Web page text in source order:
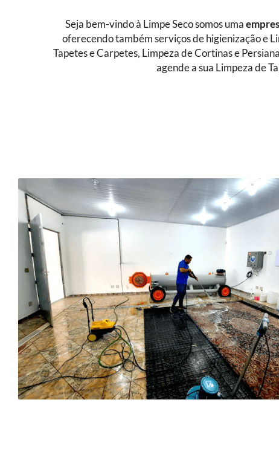
Seja bem-vindo à Limpe Seco somos uma
oferecendo também serviços de higienização e
Tapetes e Carpetes, Limpeza de Cortinas e
agende a sua Limpeza de